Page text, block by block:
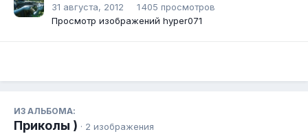
31 августа, 2012
1 405 просмотров
Просмотр изображений hyper071
ИЗ АЛЬБОМА:
Приколы ) · 2 изображения